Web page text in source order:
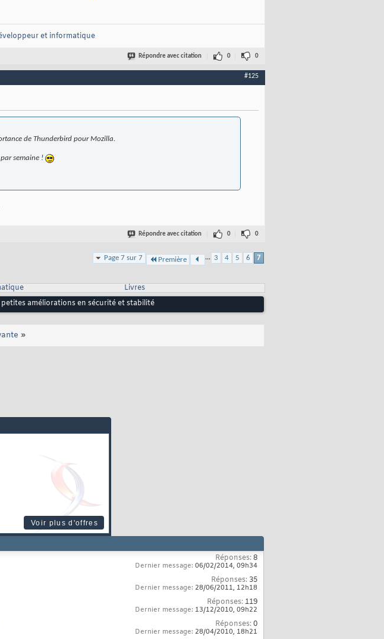
et informatique
Répondre avec citation 0 0
#125
de Thunderbird pour Mozilla.
semaine !
Répondre avec citation 0 0
Page 7 sur 7 Première ... 3 4 5 6 7
Livres
améliorations en sécurité et stabilité
»
Voir plus d'offres
Réponses:8
Dernier message: 06/02/2014, 09h34
Réponses: 35
Dernier message: 28/06/2011, 12h18
Réponses: 119
Dernier message: 13/12/2010, 09h22
Réponses:0
Dernier message: 28/04/2010, 18h21